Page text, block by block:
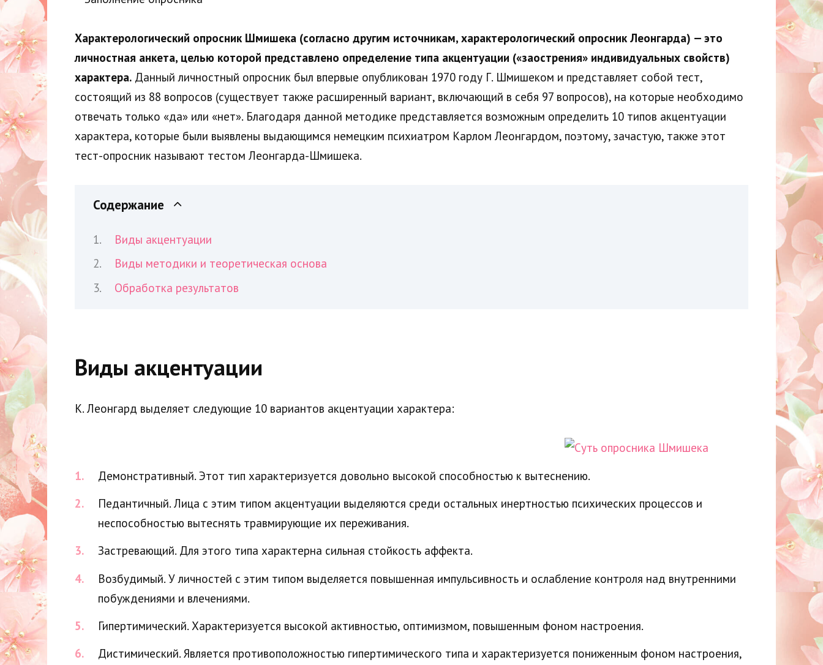
Характерологический опросник Шмишека (согласно другим источникам, характерологический опросник Леонгарда) — это
личностная анкета, целью которой представлено определение типа акцентуации («заострения» индивидуальных свойств)
характера. Данный личностный опросник был впервые опубликован 1970 году Г. Шмишеком и представляет собой тест,
состоящий из 88 вопросов (существует также расширенный вариант, включающий в себя 97 вопросов), на которые необходимо
отвечать только «да» или «нет». Благодаря данной методике представляется возможным определить 10 типов акцентуации
характера, которые были выявлены выдающимся немецким психиатром Карлом Леонгардом, поэтому, зачастую, также этот
тест-опросник называют тестом Леонгарда-Шмишека.
Содержание
Виды акцентуации
Виды методики и теоретическая основа
Обработка результатов
Виды акцентуации
К. Леонгард выделяет следующие 10 вариантов акцентуации характера:
Демонстративный. Этот тип характеризуется довольно высокой способностью к вытеснению.
Педантичный. Лица с этим типом акцентуации выделяются среди остальных инертностью психических процессов и
неспособностью вытеснять травмирующие их переживания.
Застревающий. Для этого типа характерна сильная стойкость аффекта.
Возбудимый. У личностей с этим типом выделяется повышенная импульсивность и ослабление контроля над внутренними
побуждениями и влечениями.
Гипертимический. Характеризуется высокой активностью, оптимизмом, повышенным фоном настроения.
Дистимический. Является противоположностью гипертимического типа и характеризуется пониженным фоном настроения,